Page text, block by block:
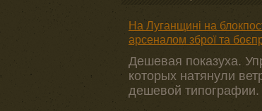
На Луганщині на
арсеналом зброї та
Дешевая показуха.
которых натянули
дешевой